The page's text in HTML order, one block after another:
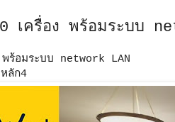
เครื่อง พร้อมระบบ
ร้อมระบบ network LAN
ลัก4